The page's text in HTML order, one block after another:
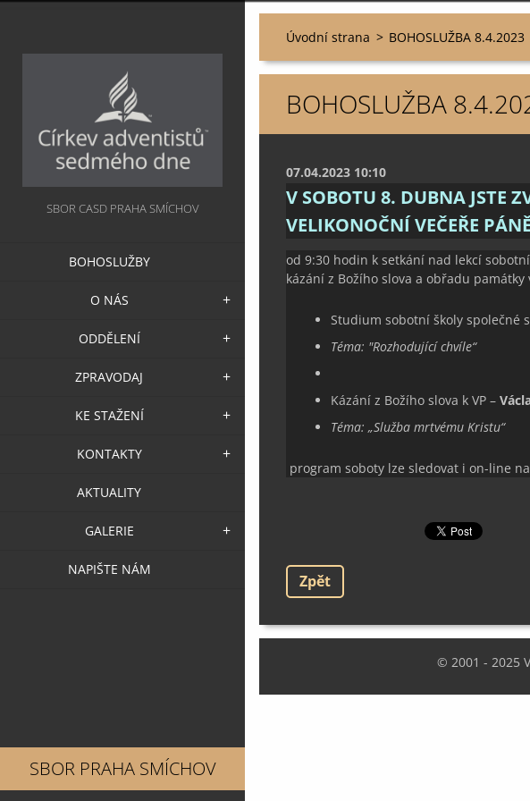
SBOR CASD PRAHA SMÍCHOV
BOHOSLUŽBY
O NÁS
ODDĚLENÍ
ZPRAVODAJ
KE STAŽENÍ
KONTAKTY
AKTUALITY
GALERIE
NAPIŠTE NÁM
SBOR PRAHA SMÍCHOV
Úvodní strana > BOHOSLUŽBA 8.4.2023
BOHOSLUŽBA
07.04.2023 10:10
V SOBOTU 8. DUBNA JSTE
VELIKONOČNÍ VEČEŘE PÁNĚ
od 9:30 hodin k setkání nad lekcí
kázání z Božího slova a obřadu
Studium sobotní školy společné
Téma: "Rozhodující chvíle“
Kázání z Božího slova k VP –
Téma: „Služba mrtvému Kristu“
program soboty lze sledovat i on-line na
Zpět
© 2001 - 2025